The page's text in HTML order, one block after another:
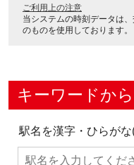
ご利用上の注意
当システムの時刻データは、
のものを使用しております。
キーワードか
駅名を漢字・ひらがな